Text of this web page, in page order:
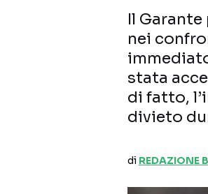
Il
nei
stata
di fatto,
divieto
di REDAZIONE